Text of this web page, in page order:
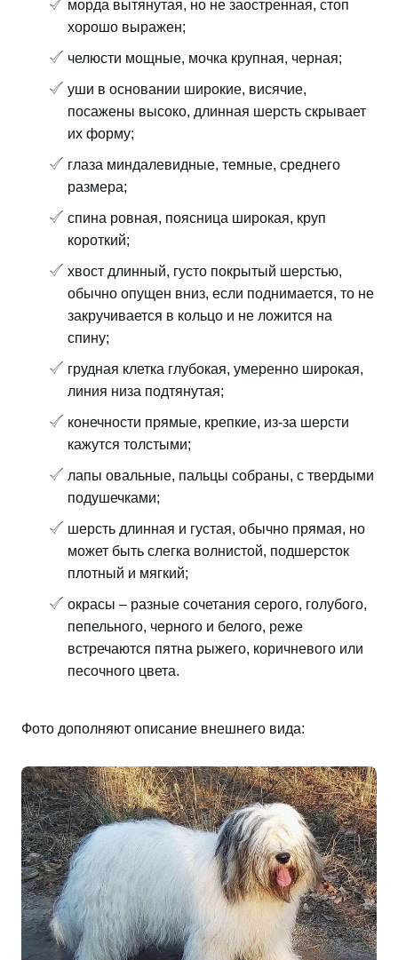
морда вытянутая, но не заостренная, стоп
хорошо выражен;
челюсти мощные, мочка крупная, черная;
уши в основании широкие, висячие,
посажены высоко, длинная шерсть скрывает
их форму;
глаза миндалевидные, темные, среднего
размера;
спина ровная, поясница широкая, круп
короткий;
хвост длинный, густо покрытый шерстью,
обычно опущен вниз, если поднимается, то не
закручивается в кольцо и не ложится на
спину;
грудная клетка глубокая, умеренно широкая,
линия низа подтянутая;
конечности прямые, крепкие, из-за шерсти
кажутся толстыми;
лапы овальные, пальцы собраны, с твердыми
подушечками;
шерсть длинная и густая, обычно прямая, но
может быть слегка волнистой, подшерсток
плотный и мягкий;
окрасы – разные сочетания серого, голубого,
пепельного, черного и белого, реже
встречаются пятна рыжего, коричневого или
песочного цвета.
Фото дополняют описание внешнего вида: